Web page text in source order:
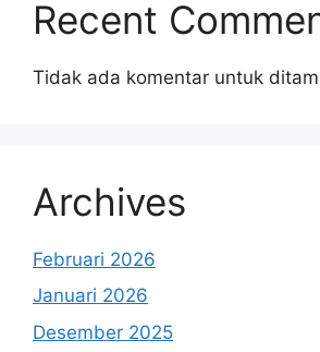
Recent
Tidak ada komentar untuk
Archives
Februari 2026
Januari 2026
Desember 2025